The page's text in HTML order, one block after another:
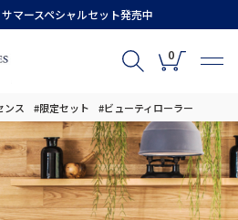
サマースペシャルセット発売中
0
ンス #限定セット #ビューティローラー